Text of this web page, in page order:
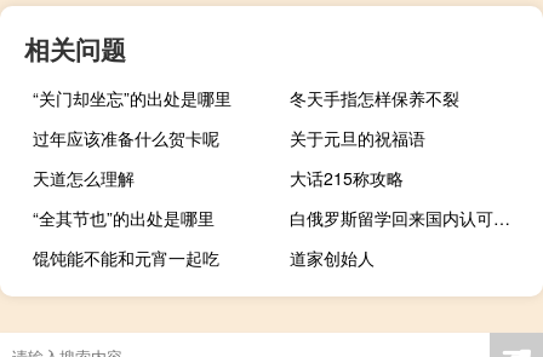
相关问题
“关门却坐忘”的出处是哪里
冬天手指怎样保养不裂
过年应该准备什么贺卡呢
关于元旦的祝福语
天道怎么理解
大话215称攻略
“全其节也”的出处是哪里
白俄罗斯留学回来国内认可度高吗
馄饨能不能和元宵一起吃
道家创始人